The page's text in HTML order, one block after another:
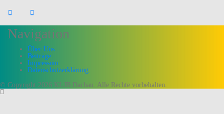
Navigation
Über Uns
Beiträge
Impressum
Datenschutzerklärung
© Copyright 2026 KLJB Dachau. Alle Rechte vorbehalten.